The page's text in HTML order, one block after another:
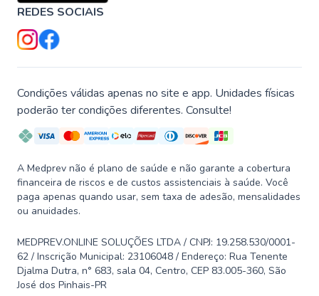
REDES SOCIAIS
Condições válidas apenas no site e app. Unidades físicas
poderão ter condições diferentes. Consulte!
A Medprev não é plano de saúde e não garante a cobertura
financeira de riscos e de custos assistenciais à saúde. Você
paga apenas quando usar, sem taxa de adesão, mensalidades
ou anuidades.
MEDPREV.ONLINE SOLUÇÕES LTDA / CNPJ: 19.258.530/0001-
62 / Inscrição Municipal: 23106048 / Endereço: Rua Tenente
Djalma Dutra, n° 683, sala 04, Centro, CEP 83.005-360, São
José dos Pinhais-PR